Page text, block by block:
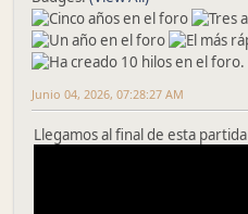
Junio 04, 2026, 07:28:27 AM
Llegamos al final de esta partida